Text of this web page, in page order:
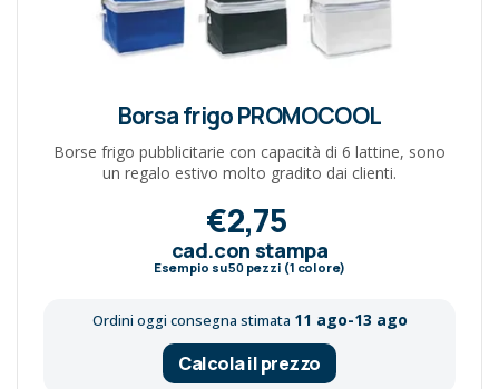
Borsa frigo PROMOCOOL
Borse frigo pubblicitarie con capacità di 6 lattine, sono
un regalo estivo molto gradito dai clienti.
€2,75
cad.con stampa
Esempio su50pezzi (1 colore)
Ordini oggi consegna stimata 11 ago-13 ago
Calcola il prezzo